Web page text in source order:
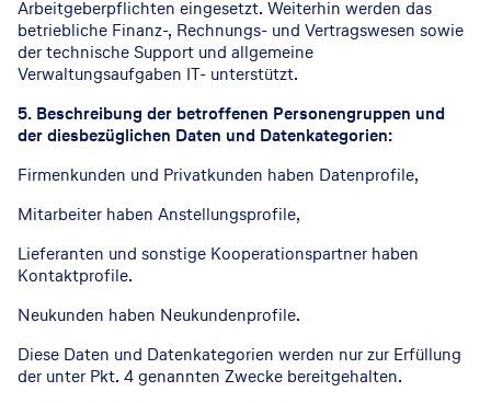
Arbeitgeberpflichten eingesetzt. Weiterhin werden das
betriebliche Finanz-, Rechnungs- und Vertragswesen sowie
der technische Support und allgemeine
Verwaltungsaufgaben IT- unterstützt.
5. Beschreibung der betroffenen Personengruppen und
der diesbezüglichen Daten und Datenkategorien:
Firmenkunden und Privatkunden haben Datenprofile,
Mitarbeiter haben Anstellungsprofile,
Lieferanten und sonstige Kooperationspartner haben
Kontaktprofile.
Neukunden haben Neukundenprofile.
Diese Daten und Datenkategorien werden nur zur Erfüllung
der unter Pkt. 4 genannten Zwecke bereitgehalten.